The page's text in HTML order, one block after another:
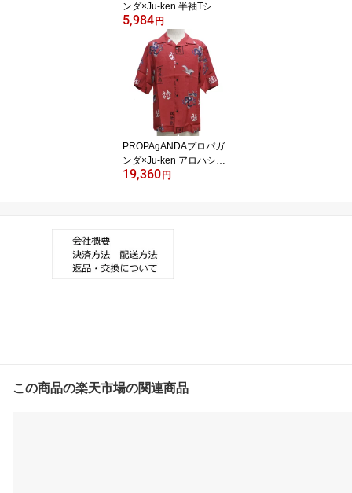
ンダ×Ju-ken 半袖Tシャ
ツ[ SPACTACULAR BEA
ST ]P63253
5,984 円
PROPAgANDAプロパガ
ンダ×Ju-ken アロハシャ
ツ[ CHINPEE RAD ]P132
19,360 円
この商品の楽天市場の関連商品